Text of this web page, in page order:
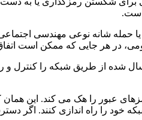
است.
یا حمله شانه نوعی مهندسی
در هر جایی که ممکن است اتفاق
شده از طریق شبکه را
عبور را هک می کند. این همان
خود را راه اندازی کنند. اگر